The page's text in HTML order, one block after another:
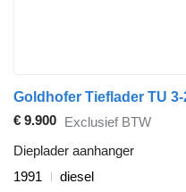
€ 9.900 Exclusief BTW
Dieplader aanhanger
1991
diesel